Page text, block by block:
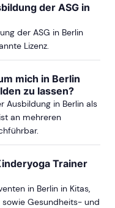
der ASG in
der ASG in Berlin
Lizenz.
mich in Berlin
zu lassen?
Ausbildung in Berlin als
an mehreren
Trainer
in Berlin in Kitas,
sowie Gesundheits- und